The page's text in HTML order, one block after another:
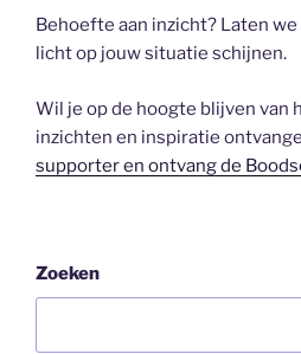
Behoefte aan inzicht? Laten we
licht op jouw situatie schijnen.
Wil je op de hoogte blijven van
inzichten en inspiratie
supporter en ontvang de
Zoeken